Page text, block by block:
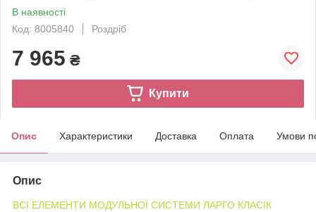
В наявності
Код: 8005840
Роздріб
7 965 ₴
Купити
Опис Характеристики Доставка Оплата Умови
Опис
ВСI ЕЛЕМЕНТИ МОДУЛЬНОЇ СИСТЕМИ ЛАРГО КЛАСІК